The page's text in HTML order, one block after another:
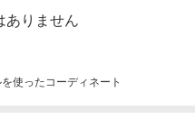
ありません
使ったコーディネート